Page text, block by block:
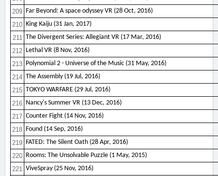
209 Far Beyond: A space odyssey VR (28 Oct, 2016)
210 King Kaiju (31 Jan, 2017)
211 The Divergent Series: Allegiant VR (17 Mar, 2016)
212 Lethal VR (8 Nov, 2016)
213 Polynomial 2 - Universe of the Music (31 May, 2016)
214 The Assembly (19 Jul, 2016)
215 TOKYO WARFARE (29 Jul, 2016)
216 Nancy's Summer VR (13 Dec, 2016)
217 Counter Fight (14 Nov, 2016)
218 Found (14 Sep, 2016)
219 FATED: The Silent Oath (28 Apr, 2016)
220 Rooms: The Unsolvable Puzzle (1 May, 2015)
221 ViveSpray (25 Nov, 2016)